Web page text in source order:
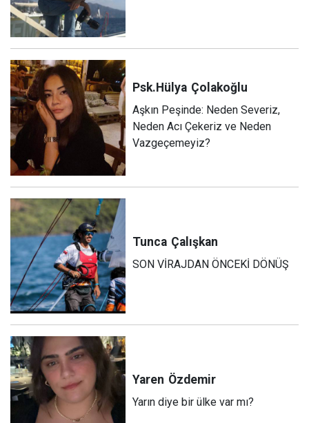
Psk.Hülya Çolakoğlu
Aşkın Peşinde: Neden Severiz,
Neden Acı Çekeriz ve Neden
Vazgeçemeyiz?
Tunca Çalışkan
SON VİRAJDAN ÖNCEKİ DÖNÜŞ
Yaren Özdemir
Yarın diye bir ülke var mı?